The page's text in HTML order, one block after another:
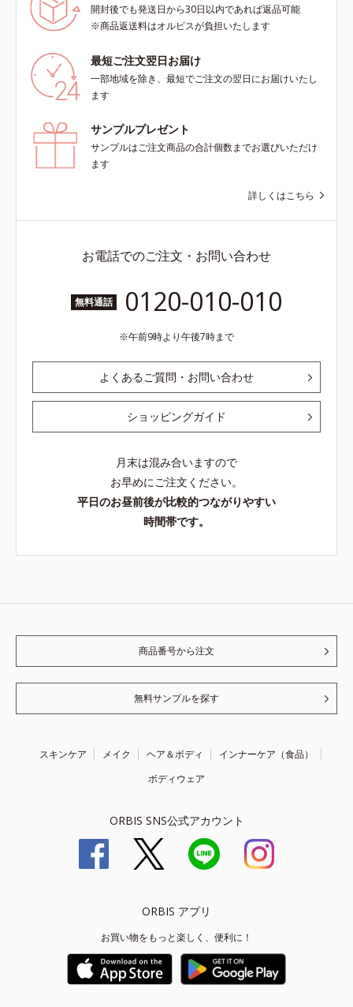
開封後でも発送日から30日以内であれば返品可能
※商品返送料はオルビスが負担いたします
最短ご注文翌日お届け
一部地域を除き、最短でご注文の翌日にお届けいたし
ます
サンプルプレゼント
サンプルはご注文商品の合計個数までお選びいただけ
ます
詳しくはこちら
お電話でのご注文・お問い合わせ
無料通話 0120-010-010
午前9時より午後7時まで
よくあるご質問・お問い合わせ
ショッピングガイド
月末は混み合いますので
お早めにご注文ください。
平日のお昼前後が比較的つながりやすい
時間帯です。
商品番号から注文
無料サンプルを探す
スキンケア メイク ヘア＆ボディ
インナーケア（食品）
ボディウェア
ORBIS SNS公式アカウント
ORBIS アプリ
お買い物をもっと楽しく、便利に！